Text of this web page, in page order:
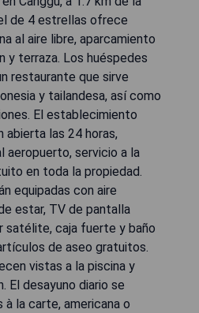
de 4 estrellas ofrece
al aire libre, aparcamiento
y terraza. Los huéspedes
restaurante que sirve
y tailandesa, así como
El establecimiento
las 24 horas,
aeropuerto, servicio a la
en toda la propiedad.
equipadas con aire
estar, TV de pantalla
satélite, caja fuerte y baño
de aseo gratuitos.
vistas a la piscina y
El desayuno diario se
la carte, americana o